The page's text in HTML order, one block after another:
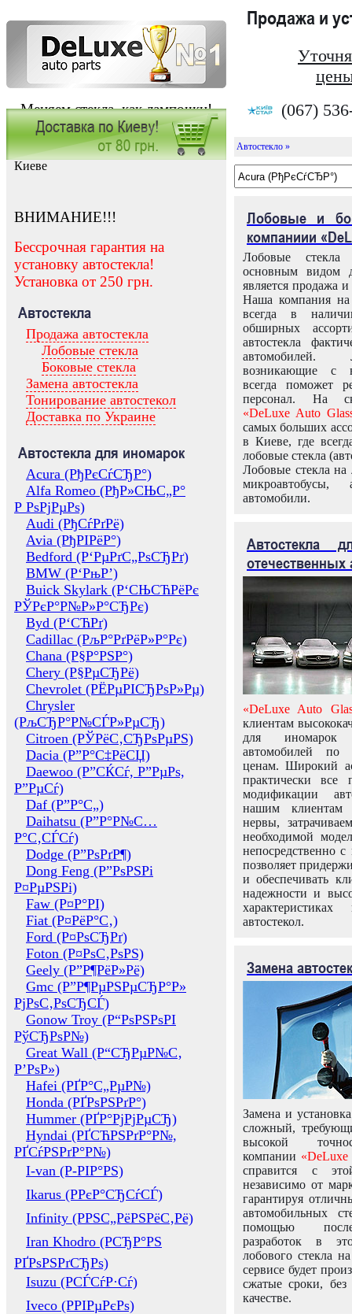
Меняем стекла, как лампочки!
Продажа и
(067)
Заказать установку автостекла в
Киеве
ВНИМАНИЕ!!!
Бессрочная гарантия на
установку автостекла!
Установка от 250 грн.
Автостекла
Продажа автостекла
Лобовые стекла
Боковые стекла
Замена автостекла
Тонирование автостекол
Доставка по Украине
Автостекла для иномарок
Acura (РђРєСѓСЂР°)
Alfa Romeo (РђР»СЊС„Р°
Р РѕРјРµРѕ)
Audi (РђСѓРґРё)
Avia (РђРІРёР°)
Bedford (Р‘РµРґС„РѕСЂРґ)
BMW (Р‘РњР’)
Buick Skylark (Р‘СЊСЋРёРє
РЎРєР°Р№Р»Р°СЂРє)
Byd (Р‘СЋРґ)
Cadillac (РљР°РґРёР»Р°Рє)
Chana (Р§Р°РЅР°)
Chery (Р§РµСЂРё)
Chevrolet (РЁРµРІСЂРѕР»Рµ)
Chrysler
(РљСЂР°Р№СЃР»РµСЂ)
Citroen (РЎРёС‚СЂРѕРµРЅ)
Dacia (Р”Р°С‡РёСЏ)
Daewoo (Р”СЌСѓ, Р”РµРѕ,
Р”РµСѓ)
Daf (Р”Р°С„)
Daihatsu (Р”Р°Р№С…
Р°С‚СЃСѓ)
Dodge (Р”РѕРґР¶)
Dong Feng (Р”РѕРЅРі
Р¤РµРЅРі)
Faw (Р¤Р°РІ)
Fiat (Р¤РёР°С‚)
Ford (Р¤РѕСЂРґ)
Foton (Р¤РѕС‚РѕРЅ)
Geely (Р”Р¶РёР»Рё)
Gmc (Р”Р¶РµРЅРµСЂР°Р»
РјРѕС‚РѕСЂСЃ)
Gonow Troy (Р“РѕРЅРѕРІ
РўСЂРѕР№)
Great Wall (Р“СЂРµР№С‚
Р’РѕР»)
Hafei (РҐР°С„РµР№)
Honda (РҐРѕРЅРґР°)
Hummer (РҐР°РјРјРµСЂ)
Hyndai (РҐСЋРЅРґР°Р№,
РҐСѓРЅРґР°Р№)
I-van (Р-РІР°РЅ)
Ikarus (РРєР°СЂСѓСЃ)
Infinity (РРЅС„РёРЅРёС‚Рё)
Iran Khodro (РСЂР°РЅ
РҐРѕРЅРґСЂРѕ)
Isuzu (РСЃСѓР·Сѓ)
Iveco (РРІРµРєРѕ)
Автостекло »
Лобовые и
компаниии
Лобовые
основным видом
является продажа и
Наша компания на
всегда в
обширных
автостекла
возникающие с
всегда поможет
персонал. На
«DeLuxe Auto
самых больших
в Киеве, где
лобовые стекла
Лобовые стекла на
микроавтобусы,
автомобили.
Автостекла
отечественных
«DeLuxe Auto
клиентам
для иномарок
автомобилей
ценам. Широкий
практически все
модификации
нашим клиентам
нервы,
необходимой
непосредственно
позволяет
и обеспечивать
надежности и
автостекол.
Замена
Замена и
сложный,
высокой
компании «DeLuxe
справится с
независимо от
гарантируя
автомобильных
помощью
разработок в
лобового стекла
сервисе будет
сжатые сроки,
качестве.